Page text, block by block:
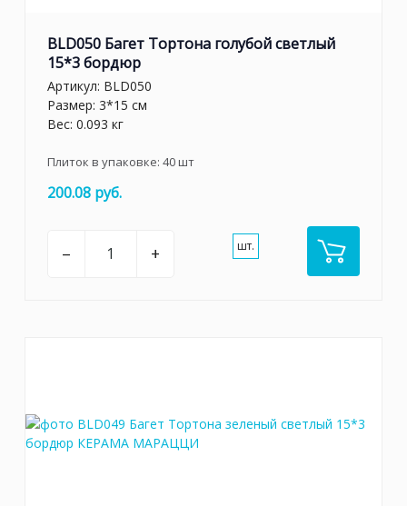
BLD050 Багет Тортона голубой светлый
15*3 бордюр
Артикул: BLD050
Размер: 3*15 см
Вес: 0.093 кг
Плиток в упаковке: 40шт
200.08 руб.
– + шт.